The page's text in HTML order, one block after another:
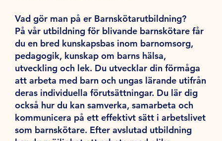
Vad gör man på er Barnskötarutbildning?
På vår utbildning för blivande barnskötare får
du en bred kunskapsbas inom barnomsorg,
pedagogik, kunskap om barns hälsa,
utveckling och lek. Du utvecklar din förmåga
att arbeta med barn och ungas lärande utifrån
deras individuella förutsättningar. Du lär dig
också hur du kan samverka, samarbeta och
kommunicera på ett effektivt sätt i arbetslivet
som barnskötare. Efter avslutad utbildning